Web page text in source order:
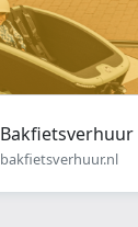
Bakfietsverhuur
bakfietsverhuur.nl